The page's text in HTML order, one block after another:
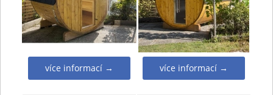
více informací → více informací →